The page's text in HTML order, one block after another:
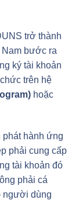
trở thành
Nam bước ra
ký tài khoản
trên hệ
hoặc
phát hành ứng
phải cung cấp
tài khoản đó
phải cá
người dùng